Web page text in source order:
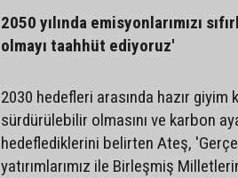
2050 yılında emisyonlarımızı
olmayı taahhüt ediyoruz'
2030 hedefleri arasında hazır giyim
sürdürülebilir olmasını ve karbon
hedeflediklerini belirten Ateş,
yatırımlarımız ile Birleşmiş